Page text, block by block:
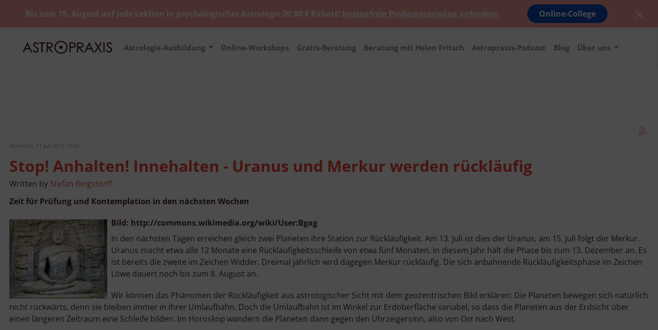
Bis zum 15. August auf jede Lektion in psychologischer Astrologie 20,00 € Rabatt! kostenfreie Probematerialien anfordern Online-College
Astrologie-Ausbildung Online-Workshops Gratis-Beratung Beratung mit Helen Fritsch Astropraxis-Podcast Blog Über uns
Mittwoch, 11 Juli 2012 15:09
Stop! Anhalten! Innehalten - Uranus und Merkur werden rückläufig
Written by Stefan Ringstorff
Zeit für Prüfung und Kontemplation in den nächsten Wochen
Bild: http://commons.wikimedia.org/wiki/User:Bgag
In den nächsten Tagen erreichen gleich zwei Planeten ihre Station zur Rückläufigkeit. Am 13. Juli ist dies der Uranus, am 15. Juli folgt der Merkur.
Uranus macht etwa alle 12 Monate eine Rückläufigkeitsschleife von etwa fünf Monaten. In diesem Jahr hält die Phase bis zum 13. Dezember an. Es
ist bereits die zweite im Zeichen Widder. Dreimal jährlich wird dagegen Merkur rückläufig. Die sich anbahnende Rückläufigkeitsphase im Zeichen
Löwe dauert noch bis zum 8. August an.
Wir können das Phänomen der Rückläufigkeit aus astrologischer Sicht mit dem geozentrischen Bild erklären: Die Planeten bewegen sich natürlich
nicht rückwärts, denn sie bleiben immer in ihrer Umlaufbahn. Doch die Umlaufbahn ist im Winkel zur Erdoberfläche variabel, so dass die Planeten aus der Erdsicht über
einen längeren Zeitraum eine Schleife bilden. Im Horoskop wandern die Planeten dann gegen den Uhrzeigersinn, also von Ost nach West.